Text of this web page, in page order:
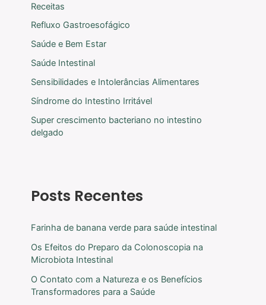
Receitas
Refluxo Gastroesofágico
Saúde e Bem Estar
Saúde Intestinal
Sensibilidades e Intolerâncias Alimentares
Síndrome do Intestino Irritável
Super crescimento bacteriano no intestino
delgado
Posts Recentes
Farinha de banana verde para saúde intestinal
Os Efeitos do Preparo da Colonoscopia na
Microbiota Intestinal
O Contato com a Natureza e os Benefícios
Transformadores para a Saúde